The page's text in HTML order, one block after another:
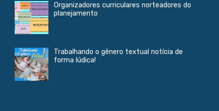
Organizadores curriculares norteadores do
planejamento
Trabalhando o gênero textual notícia de
forma lúdica!